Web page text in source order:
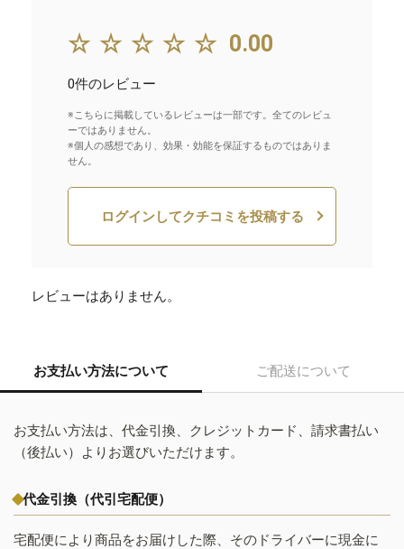
☆☆☆☆☆ 0.00
0件のレビュー
※こちらに掲載しているレビューは一部です。全てのレビュ
ーではありません。
※個人の感想であり、効果・効能を保証するものではありま
せん。
ログインしてクチコミを投稿する
レビューはありません。
お支払い方法について ご配送について
お支払い方法は、代金引換、クレジットカード、請求書払い
（後払い）よりお選びいただけます。
代金引換（代引宅配便）
宅配便により商品をお届けした際、そのドライバーに現金に